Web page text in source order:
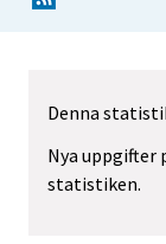
Denna
Nya uppgifter
statistiken.